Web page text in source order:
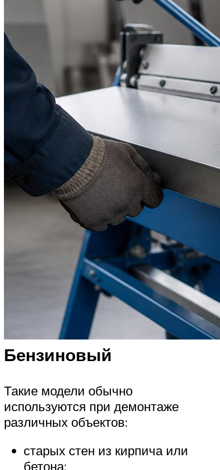
Бензиновый
Такие модели обычно
используются при демонтаже
различных объектов:
старых стен из кирпича или
бетона;